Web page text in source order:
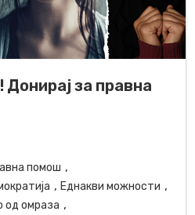
Донирај за правна
помош ,
, Еднакви можности ,
од омраза ,